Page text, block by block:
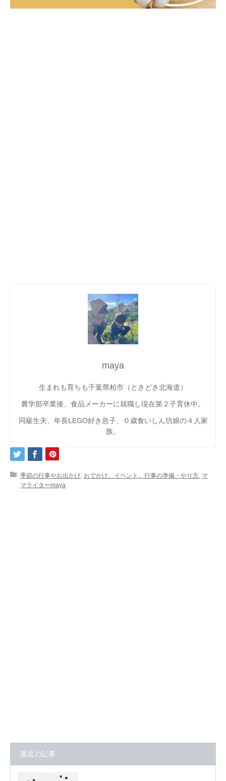
maya
生まれも育ちも千葉県柏市（ときどき北海道）
農学部卒業後、食品メーカーに就職し現在第２子育休中。
同級生夫、年長LEGO好き息子、０歳食いしん坊娘の４人家
族。
季節の行事やお出かけ おでかけ、イベント、行事の準備・やり方 マ
マライターmaya
最近の記事